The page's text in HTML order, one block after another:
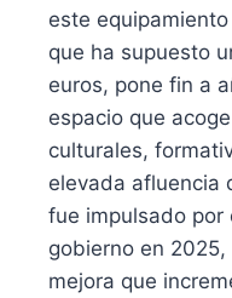
este
que ha supuesto
euros, pone fin a
espacio que
culturales,
elevada afluencia
fue impulsado por
gobierno en
mejora que